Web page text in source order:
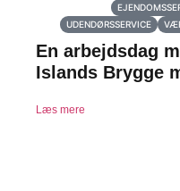
UDENDØRSSERVICE
En arbejdsdag
Islands Brygge
Læs mere